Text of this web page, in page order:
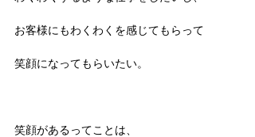
お客様にもわくわくを感じてもらって
笑顔になってもらいたい。
笑顔があるってことは、